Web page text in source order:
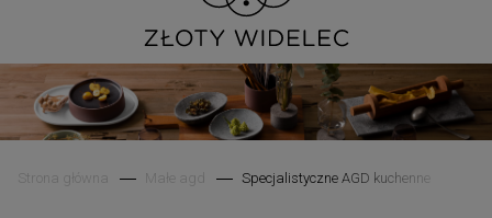
Strona główna Małe agd Specjalistyczne AGD kuchenne